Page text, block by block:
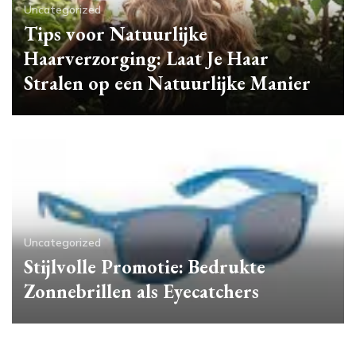
Uncategorized
Tips voor Natuurlijke
Haarverzorging: Laat Je Haar
Stralen op een Natuurlijke Manier
Uncategorized
Stijlvolle Promotie: Bedrukte
Zonnebrillen als Eyecatchers